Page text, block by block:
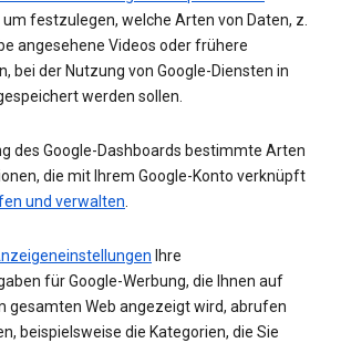
um festzulegen, welche Arten von Daten, z.
angesehene Videos oder frühere
bei der Nutzung von Google-Diensten in
werden sollen.
des Google-Dashboards bestimmte Arten
die mit Ihrem Google-Konto verknüpft
und verwalten.
Ihre
für Google-Werbung, die Ihnen auf
gesamten Web angezeigt wird, abrufen
beispielsweise die Kategorien, die Sie